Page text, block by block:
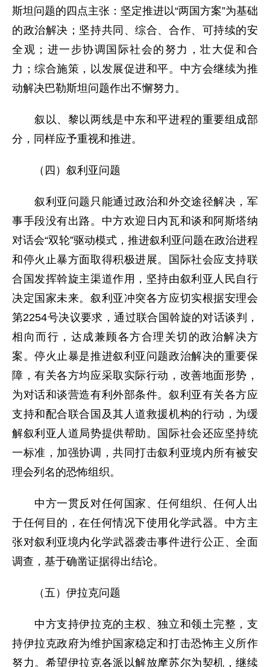
斯坦问题的四点主张：坚定推进以“两国方案”为基础
的政治解决；坚持共同、综合、合作、可持续的安
全观；进一步协调国际社会的努力，壮大促和合
力；综合施策，以发展促进和平。中方会继续为推
动解决巴勒斯坦问题作出不懈努力。
叙以、黎以两线是中东和平进程的重要组成部
分，同样应予重视和推进。
（四）叙利亚问题
叙利亚问题只能通过政治和外交途径解决，军
事手段没有出路。中方欢迎日内瓦和谈和阿斯塔纳
对话会“双轮”驱动模式，推进叙利亚问题在政治进程
和停火止暴方面取得积极进展。国际社会应支持联
合国发挥斡旋主渠道作用，坚持由叙利亚人民自行
决定国家未来。叙利亚冲突各方应切实根据安理会
第2254号决议要求，通过联合国斡旋的对话谈判，
相向而行，达成兼顾各方合理关切的政治解决方
案。停火止暴是推进叙利亚问题政治解决的重要保
障，有关各方均应采取实际行动，改善地面形势，
为对话和谈营造有利外部条件。叙利亚有关各方应
支持和配合联合国及其人道救援机构的行动，为缓
解叙利亚人道局势提供帮助。国际社会还应坚持统
一标准，加强协调，共同打击叙利亚境内所有被安
理会列名的恐怖组织。
中方一贯反对任何国家、任何组织、任何人出
于任何目的，在任何情况下使用化学武器。中方主
张对叙利亚境内化学武器袭击事件进行公正、全面
调查，基于确凿证据得出结论。
（五）伊拉克问题
中方支持伊拉克的主权、独立和领土完整，支
持伊拉克政府为维护国家稳定和打击恐怖主义所作
努力。希望伊拉克各派以解放摩苏尔为契机，继续